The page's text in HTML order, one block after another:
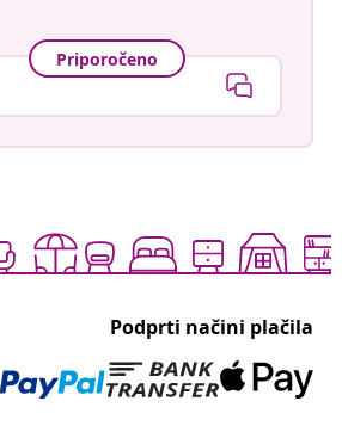
Priporočeno
Podprti načini plačila